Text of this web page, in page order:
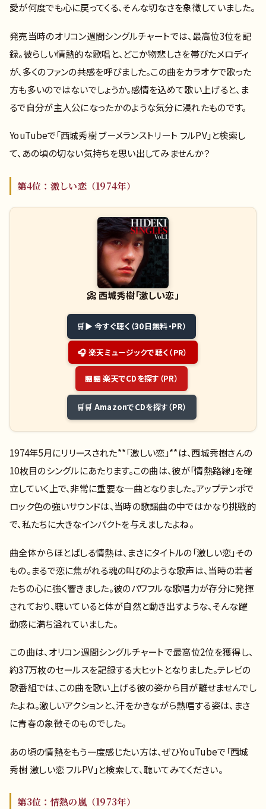
愛が何度でも心に戻ってくる、そんな切なさを象徴していました。
発売当時のオリコン週間シングルチャートでは、最高位3位を記
録。彼らしい情熱的な歌唱と、どこか物悲しさを帯びたメロディ
が、多くのファンの共感を呼びました。この曲をカラオケで歌った
方も多いのではないでしょうか。感情を込めて歌い上げると、ま
るで自分が主人公になったかのような気分に浸れたものです。
YouTubeで「西城秀樹 ブーメランストリート フルPV」と検索し
て、あの頃の切ない気持ちを思い出してみませんか？
第4位：激しい恋（1974年）
📀西城秀樹「激しい恋」
▶ 今すぐ聴く（30日無料・PR）
🎧 楽天ミュージックで聴く（PR）
🏪 楽天でCDを探す（PR）
🛒 AmazonでCDを探す（PR）
1974年5月にリリースされた**「激しい恋」**は、西城秀樹さんの
10枚目のシングルにあたります。この曲は、彼が「情熱路線」を確
立していく上で、非常に重要な一曲となりました。アップテンポで
ロック色の強いサウンドは、当時の歌謡曲の中ではかなり挑戦的
で、私たちに大きなインパクトを与えましたよね。
曲全体からほとばしる情熱は、まさにタイトルの「激しい恋」その
もの。まるで恋に焦がれる魂の叫びのような歌声は、当時の若者
たちの心に強く響きました。彼のパワフルな歌唱力が存分に発揮
されており、聴いていると体が自然と動き出すような、そんな躍
動感に満ち溢れていました。
この曲は、オリコン週間シングルチャートで最高位2位を獲得し、
約37万枚のセールスを記録する大ヒットとなりました。テレビの
歌番組では、この曲を歌い上げる彼の姿から目が離せませんでし
たよね。激しいアクションと、汗をかきながら熱唱する姿は、まさ
に青春の象徴そのものでした。
あの頃の情熱をもう一度感じたい方は、ぜひYouTubeで「西城
秀樹 激しい恋 フルPV」と検索して、聴いてみてください。
第3位：情熱の嵐（1973年）